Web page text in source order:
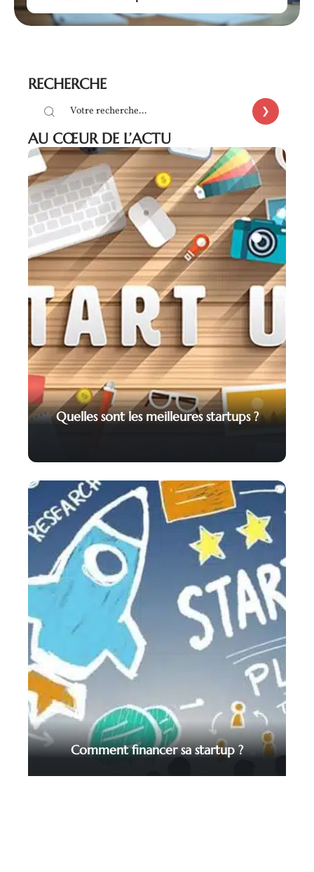
RECHERCHE
AU CŒUR DE L’ACTU
Quelles sont les meilleures startups ?
Comment financer sa startup ?